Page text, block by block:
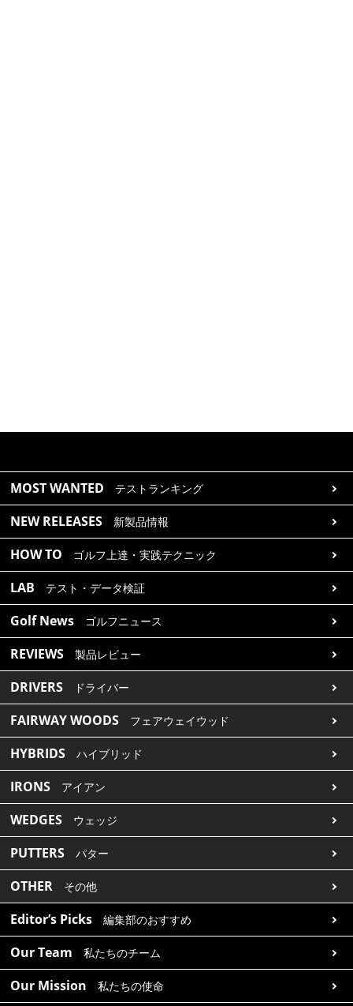
MOST WANTED テストランキング
NEW RELEASES 新製品情報
HOW TO ゴルフ上達・実践テクニック
LAB テスト・データ検証
Golf News ゴルフニュース
REVIEWS 製品レビュー
DRIVERS ドライバー
FAIRWAY WOODS フェアウェイウッド
HYBRIDS ハイブリッド
IRONS アイアン
WEDGES ウェッジ
PUTTERS パター
OTHER その他
Editor’s Picks 編集部のおすすめ
Our Team 私たちのチーム
Our Mission 私たちの使命